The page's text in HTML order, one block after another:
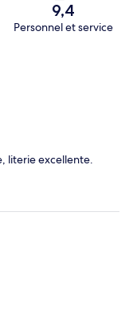
9,4
Personnel et service
literie excellente.